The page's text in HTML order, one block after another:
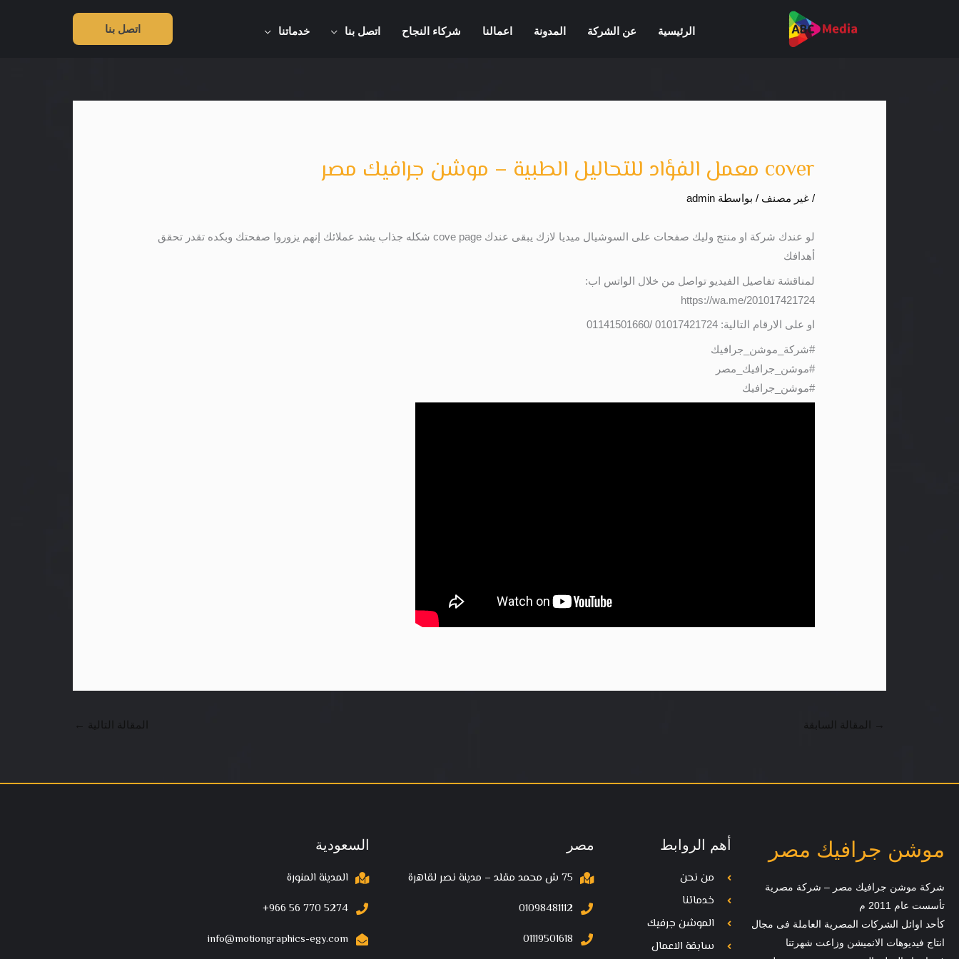
الرئيسية عن الشركة المدونة اعمالنا شركاء النجاح اتصل بنا خدماتنا اتصل بنا
cover معمل الفؤاد للتحاليل الطبية – موشن جرافيك مصر
/غير مصنف / بواسطة admin
لو عندك شركة او منتج وليك صفحات على السوشيال ميديا لازك يبقى عندك cove page شكله جذاب يشد عملائك إنهم يزوروا صفحتك وبكده تقدر تحقق
أهدافك
لمناقشة تفاصيل الفيديو تواصل من خلال الواتس اب:
https://wa.me/201017421724
او على الارقام التالية: 01017421724 /01141501660
#شركة_موشن_جرافيك
#موشن_جرافيك_مصر
#موشن_جرافيك
→ المقالة السابقة المقالة التالية ←
موشن جرافيك مصر
شركة موشن جرافيك مصر – شركة مصرية
تأسست عام 2011 م
كأحد اوائل الشركات المصرية العاملة فى مجال
انتاج فيديوهات الانميشن وزاعت شهرتنا
أهم الروابط
من نحن
خدماتنا
الموشن جرفيك
سابقة الاعمال
مصر
75 ش محمد مقلد – مدينة نصر لقاهرة
01098481112
01119501618
السعودية
المدينة المنورة
‪+966 56 770 5274‬
info@motiongraphics-egy.com